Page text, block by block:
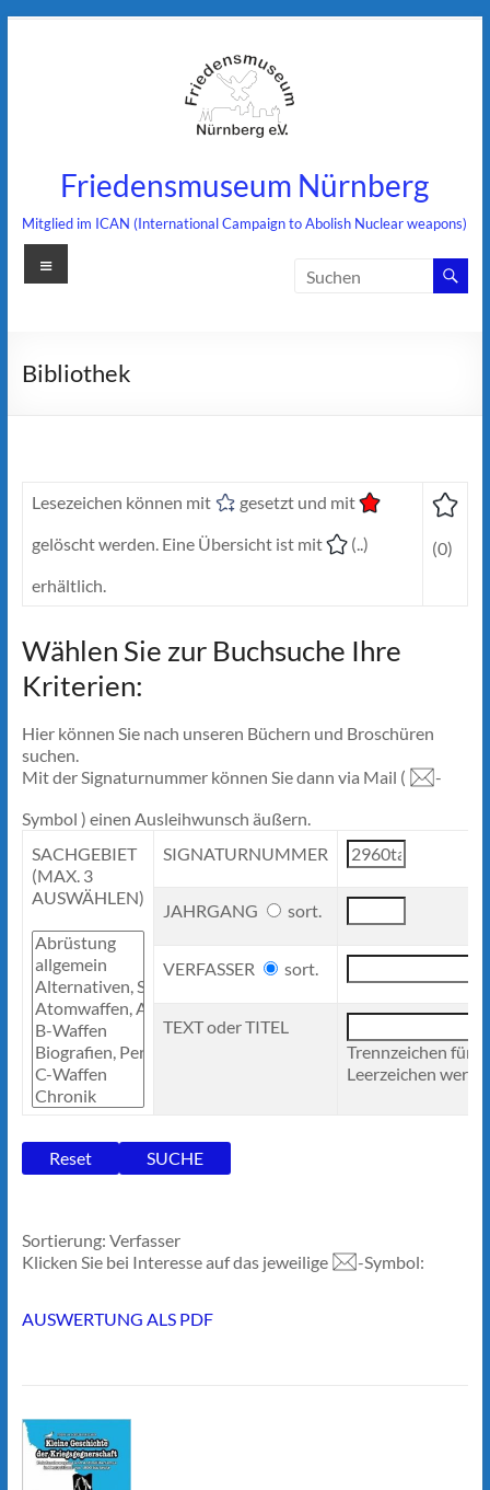
Friedensmuseum Nürnberg
Mitglied im ICAN (International Campaign to Abolish Nuclear weapons)
Menü
Bibliothek
Lesezeichen können mit
gesetzt und mit
gelöscht werden. Eine Übersicht ist mit
(..)
erhältlich.
(0)
Wählen Sie zur Buchsuche Ihre
Kriterien:
Hier können Sie nach unseren Büchern und Broschüren
suchen.
Mit der Signaturnummer können Sie dann via Mail (
-
Symbol ) einen Ausleihwunsch äußern.
SACHGEBIET
(MAX. 3
AUSWÄHLEN)
SIGNATURNUMMER
JAHRGANG sort.
VERFASSER sort.
TEXT oder TITEL
Trennzeichen für
Leerzeichen
Sortierung: Verfasser
Klicken Sie bei Interesse auf das jeweilige
-Symbol:
AUSWERTUNG ALS PDF